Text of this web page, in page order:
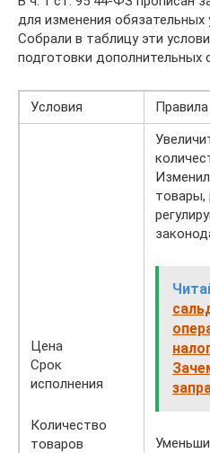
для изменения обязательных
Собрали в таблицу эти
подготовки дополнительных
Условия
Цена
Срок
исполнения
Количество
товаров
товары,